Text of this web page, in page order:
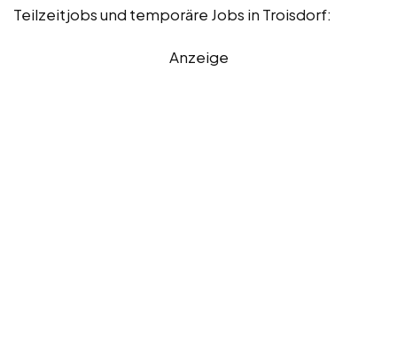
Teilzeitjobs und temporäre Jobs in Troisdorf:
Anzeige